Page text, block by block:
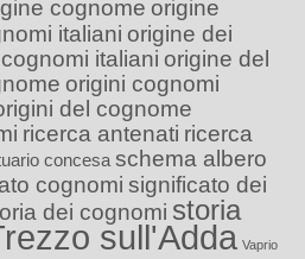
cognome origine
italiani origine dei
italiani origine del
origini cognomi
del cognome
ricerca antenati ricerca
concesa schema albero
cognomi significato dei
dei cognomi storia
sull'Adda Vaprio